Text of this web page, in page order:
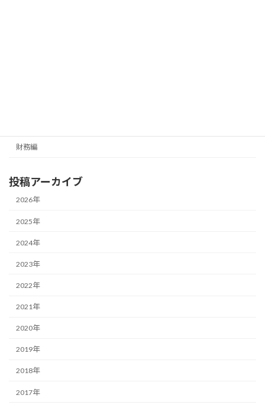
財務編
投稿アーカイブ
2026年
2025年
2024年
2023年
2022年
2021年
2020年
2019年
2018年
2017年